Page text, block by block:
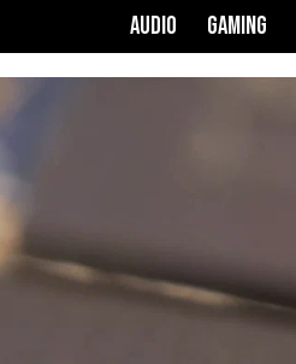
AUDIO GAMING